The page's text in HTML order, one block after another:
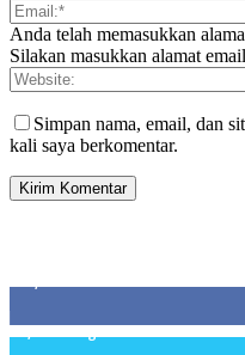
Anda telah memasukkan
Silakan masukkan alamat
Simpan nama, email, dan
kali saya berkomentar.